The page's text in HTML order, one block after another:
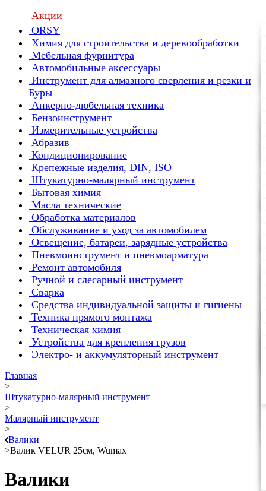
Акции
ORSY
Химия для строительства и деревообработки
Мебельная фурнитура
Автомобильные аксессуары
Инструмент для алмазного сверления и резки и
Буры
Анкерно-дюбельная техника
Бензоинструмент
Измерительные устройства
Абразив
Кондиционирование
Крепежные изделия, DIN, ISO
Штукатурно-малярный инструмент
Бытовая химия
Масла технические
Обработка материалов
Обслуживание и уход за автомобилем
Освещение, батареи, зарядные устройства
Пневмоинструмент и пневмоарматура
Ремонт автомобиля
Ручной и слесарный инструмент
Сварка
Средства индивидуальной защиты и гигиены
Техника прямого монтажа
Техническая химия
Устройства для крепления грузов
Электро- и аккумуляторный инструмент
Главная
>
Штукатурно-малярный инструмент
>
Малярный инструмент
>
Валики
>Валик VELUR 25см, Wumax
Валики